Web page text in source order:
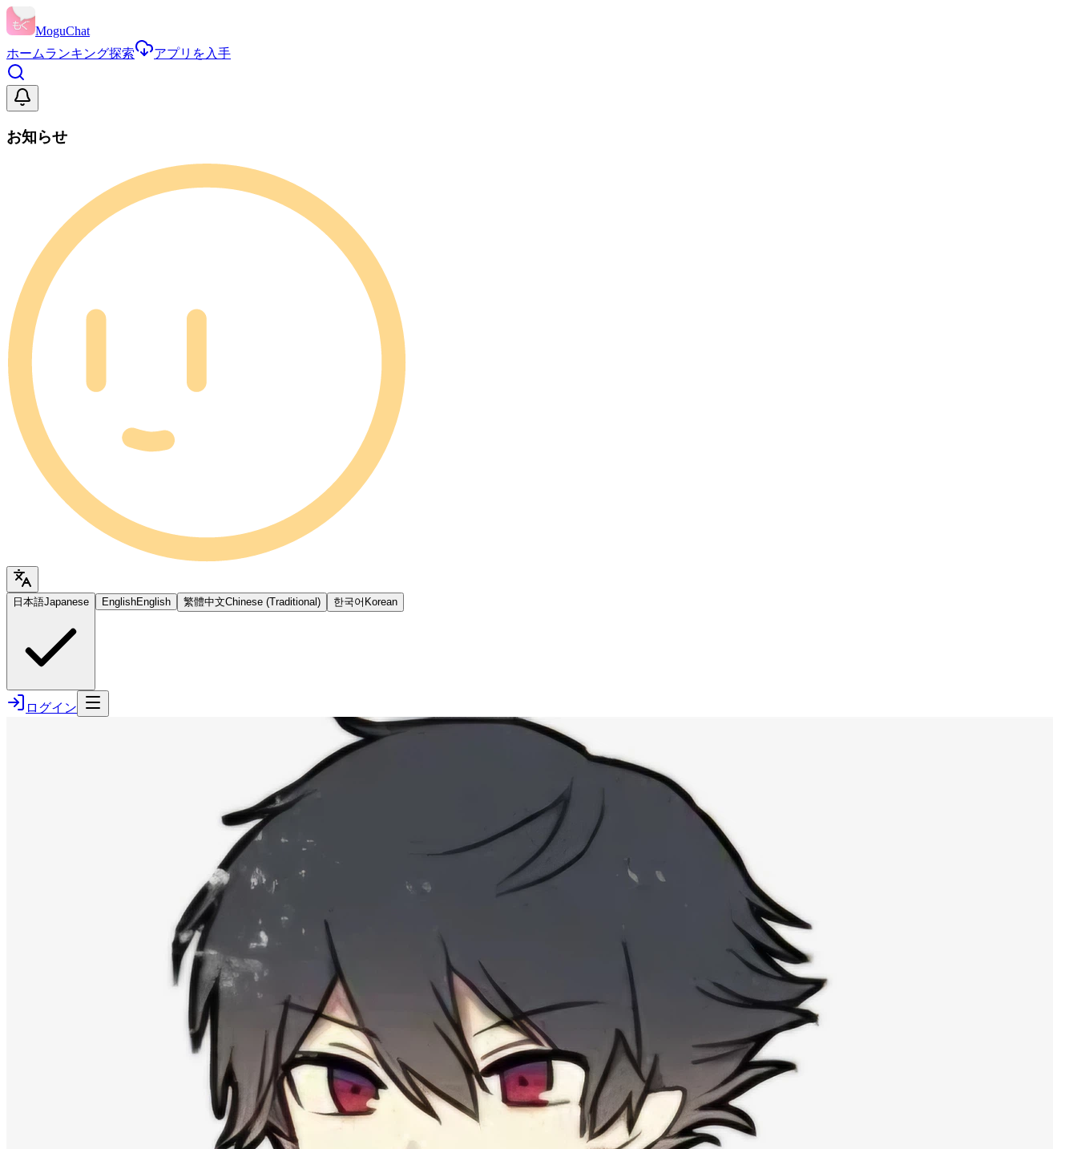
MoguChat
ホームランキング探索 アプリを入手
お知らせ
日本語Japanese EnglishEnglish 繁體中文Chinese (Traditional) 한국어 Korean
ログイン